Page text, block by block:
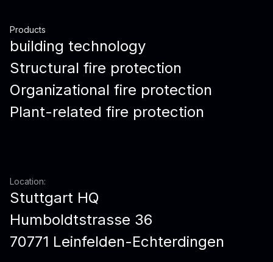
Products
building technology
Structural fire protection
Organizational fire protection
Plant-related fire protection
Location:
Stuttgart HQ
Humboldtstrasse 36
70771 Leinfelden-Echterdingen